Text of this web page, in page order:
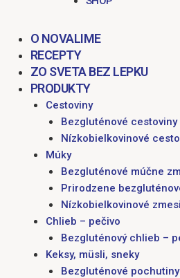
O NOVALIME
RECEPTY
ZO SVETA BEZ LEPKU
PRODUKTY
Cestoviny
Bezgluténové cestoviny
Nízkobielkovinové
Múky
Bezgluténové múčne
Prirodzene
Nízkobielkovinové
Chlieb – pečivo
Bezgluténový chlieb –
Keksy, müsli, sneky
Bezgluténové